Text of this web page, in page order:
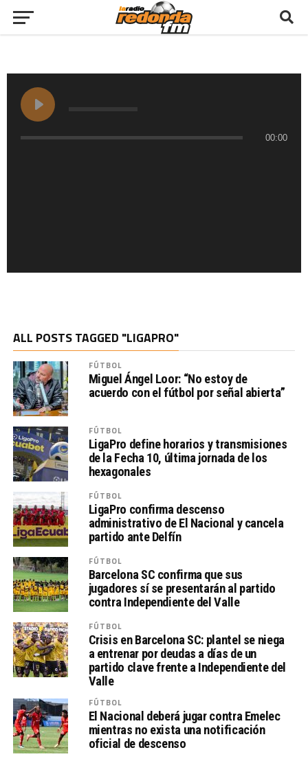
00:00
ALL POSTS TAGGED "LIGAPRO"
FÚTBOL
Miguel Ángel Loor: “No estoy de
acuerdo con el fútbol por señal abierta”
FÚTBOL
LigaPro define horarios y transmisiones
de la Fecha 10, última jornada de los
hexagonales
FÚTBOL
LigaPro confirma descenso
administrativo de El Nacional y cancela
partido ante Delfín
FÚTBOL
Barcelona SC confirma que sus
jugadores sí se presentarán al partido
contra Independiente del Valle
FÚTBOL
Crisis en Barcelona SC: plantel se niega
a entrenar por deudas a días de un
partido clave frente a Independiente del
Valle
FÚTBOL
El Nacional deberá jugar contra Emelec
mientras no exista una notificación
oficial de descenso